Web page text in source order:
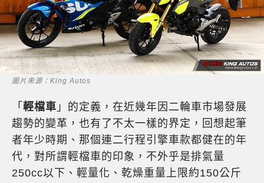
圖片來源：King Autos
「 輕檔車 」的定義，在近幾年因二輪車市場發展
趨勢的變革，也有了不太一樣的界定，回想起筆
者年少時期、那個連二行程引擎車款都健在的年
代，對所謂輕檔車的印象，不外乎是排氣量
250cc以下、輕量化、乾燥重量上限約150公斤